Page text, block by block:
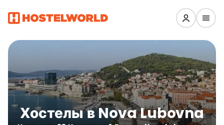
Хостелы в Nova Lubovna